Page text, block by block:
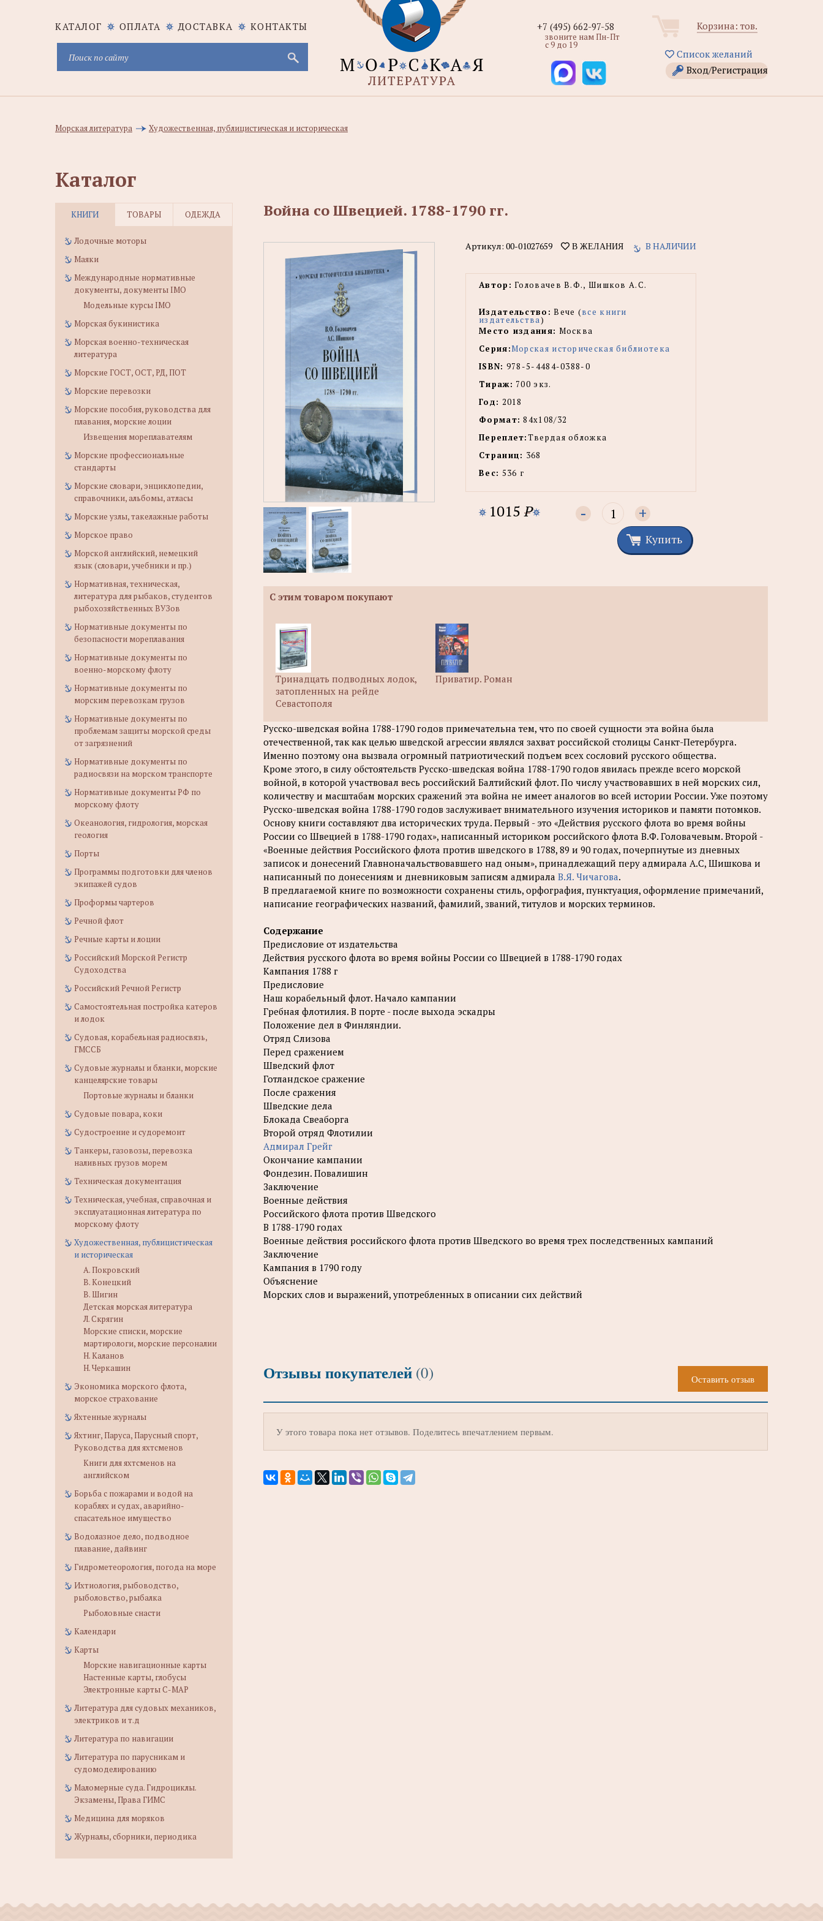
КАТАЛОГ ОПЛАТА ДОСТАВКА КОНТАКТЫ Корзина: тов.
Список желаний
Вход/Регистрация
+7 (495) 662-97-58
звоните нам Пн-Пт
с 9 до 19
Морская литература Художественная, публицистическая и историческая
Каталог
КНИГИ ТОВАРЫ ОДЕЖДА
Лодочные моторы
Маяки
Международные нормативные
документы, документы IMO
Модельные курсы IMO
Морская букинистика
Морская военно-техническая
литература
Морские ГОСТ, ОСТ, РД, ПОТ
Морские перевозки
Морские пособия, руководства для
плавания, морские лоции
Извещения мореплавателям
Морские профессиональные
стандарты
Морские словари, энциклопедии,
справочники, альбомы, атласы
Морские узлы, такелажные работы
Морское право
Морской английский, немецкий
язык (словари, учебники и пр.)
Нормативная, техническая,
литература для рыбаков, студентов
рыбохозяйственных ВУЗов
Нормативные документы по
безопасности мореплавания
Нормативные документы по
военно-морскому флоту
Нормативные документы по
морским перевозкам грузов
Нормативные документы по
проблемам защиты морской среды
от загрязнений
Нормативные документы по
радиосвязи на морском транспорте
Нормативные документы РФ по
морскому флоту
Океанология, гидрология, морская
геология
Порты
Программы подготовки для членов
экипажей судов
Проформы чартеров
Речной флот
Речные карты и лоции
Российский Морской Регистр
Судоходства
Российский Речной Регистр
Самостоятельная постройка катеров
и лодок
Судовая, корабельная радиосвязь,
ГМССБ
Судовые журналы и бланки, морские
канцелярские товары
Портовые журналы и бланки
Судовые повара, коки
Судостроение и судоремонт
Танкеры, газовозы, перевозка
наливных грузов морем
Техническая документация
Техническая, учебная, справочная и
эксплуатационная литература по
морскому флоту
Художественная, публицистическая
и историческая
А. Покровский
В. Конецкий
В. Шигин
Детская морская литература
Л. Скрягин
Морские списки, морские
мартирологи, морские персоналии
Н. Каланов
Н. Черкашин
Экономика морского флота,
морское страхование
Яхтенные журналы
Яхтинг, Паруса, Парусный спорт,
Руководства для яхтсменов
Книги для яхтсменов на
английском
Борьба с пожарами и водой на
кораблях и судах, аварийно-
спасательное имущество
Водолазное дело, подводное
плавание, дайвинг
Гидрометеорология, погода на море
Ихтиология, рыбоводство,
рыболовство, рыбалка
Рыболовные снасти
Календари
Карты
Морские навигационные карты
Настенные карты, глобусы
Электронные карты C-MAP
Литература для судовых механиков,
электриков и т.д
Литература по навигации
Литература по парусникам и
судомоделированию
Маломерные суда. Гидроциклы.
Экзамены, Права ГИМС
Медицина для моряков
Журналы, сборники, периодика
Война со Швецией. 1788-1790 гг.
Артикул: 00-01027659 В ЖЕЛАНИЯ В НАЛИЧИИ
Автор: Головачев В.Ф., Шишков А.С.
Издательство: Вече (все книги
издательства)
Место издания: Москва
Серия:Морская историческая библиотека
ISBN: 978-5-4484-0388-0
Тираж: 700 экз.
Год: 2018
Формат: 84х108/32
Переплет:Твердая обложка
Страниц: 368
Вес: 536 г
1015 P - +
Купить
С этим товаром покупают
Тринадцать подводных лодок,
затопленных на рейде
Севастополя
Приватир. Роман
Русско-шведская война 1788-1790 годов примечательна тем, что по своей сущности эта война была
отечественной, так как целью шведской агрессии являлся захват российской столицы Санкт-Петербурга.
Именно поэтому она вызвала огромный патриотический подъем всех сословий русского общества.
Кроме этого, в силу обстоятельств Русско-шведская война 1788-1790 годов явилась прежде всего морской
войной, в которой участвовал весь российский Балтийский флот. По числу участвовавших в ней морских сил,
количеству и масштабам морских сражений эта война не имеет аналогов во всей истории России. Уже поэтому
Русско-шведская война 1788-1790 годов заслуживает внимательного изучения историков и памяти потомков.
Основу книги составляют два исторических труда. Первый - это «Действия русского флота во время войны
России со Швецией в 1788-1790 годах», написанный историком российского флота В.Ф. Головачевым. Второй -
«Военные действия Российского флота против шведского в 1788, 89 и 90 годах, почерпнутые из дневных
записок и донесений Главноначальствовавшего над оным», принадлежащий перу адмирала А.С, Шишкова и
написанный по донесениям и дневниковым записям адмирала В.Я. Чичагова.
В предлагаемой книге по возможности сохранены стиль, орфография, пунктуация, оформление примечаний,
написание географических названий, фамилий, званий, титулов и морских терминов.
Содержание
Предисловие от издательства
Действия русского флота во время войны России со Швецией в 1788-1790 годах
Кампания 1788 г
Предисловие
Наш корабельный флот. Начало кампании
Гребная флотилия. В порте - после выхода эскадры
Положение дел в Финляндии.
Отряд Слизова
Перед сражением
Шведский флот
Готландское сражение
После сражения
Шведские дела
Блокада Свеаборга
Второй отряд Флотилии
Адмирал Грейг
Окончание кампании
Фондезин. Повалишин
Заключение
Военные действия
Российского флота против Шведского
В 1788-1790 годах
Военные действия российского флота против Шведского во время трех последственных кампаний
Заключение
Кампания в 1790 году
Объяснение
Морских слов и выражений, употребленных в описании сих действий
Отзывы покупателей (0) Оставить отзыв
У этого товара пока нет отзывов. Поделитесь впечатлением первым.